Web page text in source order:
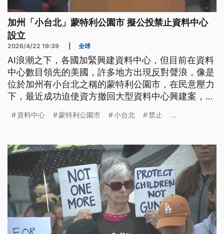
加州「小台北」蒙特利公園市 擬公投禁止資料中心
設立
2026/4/22 19:39 全球
AI浪潮之下，各國加緊興建資料中心，但目前在資料
中心數目領先的美國，許多地方出現反對聲浪，像是
位於加州有小台北之稱的蒙特利公園市，在民意壓力
下，最近成功迫使資方撤回大型資料中心興建案，並
的城市與其他州，甚至美國國會也有緩建提案，這對
資料中心 蒙特利公園市 小台北 禁止 ...